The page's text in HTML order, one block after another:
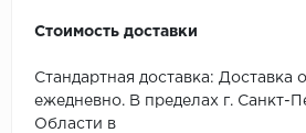
Стоимость доставки
Стандартная доставка: Доставка
ежедневно. В пределах г. Санкт-
Области в